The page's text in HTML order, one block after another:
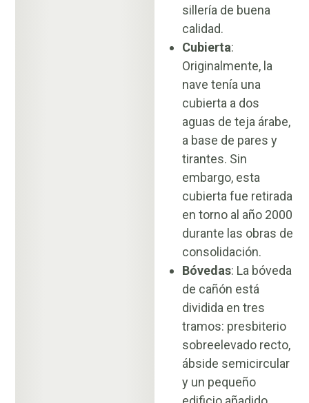
sillería de buena
calidad.
Cubierta:
Originalmente, la
nave tenía una
cubierta a dos
aguas de teja árabe,
a base de pares y
tirantes. Sin
embargo, esta
cubierta fue retirada
en torno al año 2000
durante las obras de
consolidación.
Bóvedas: La bóveda
de cañón está
dividida en tres
tramos: presbiterio
sobreelevado recto,
ábside semicircular
y un pequeño